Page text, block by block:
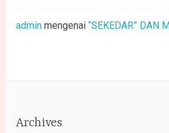
admin mengenai“SEKEDAR” DAN
Archives